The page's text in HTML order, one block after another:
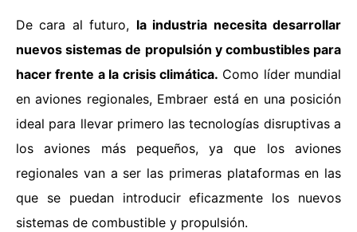
De cara al futuro, la industria necesita desarrollar
nuevos sistemas de propulsión y combustibles para
hacer frente a la crisis climática. Como líder mundial
en aviones regionales, Embraer está en una posición
ideal para llevar primero las tecnologías disruptivas a
los aviones más pequeños, ya que los aviones
regionales van a ser las primeras plataformas en las
que se puedan introducir eficazmente los nuevos
sistemas de combustible y propulsión.